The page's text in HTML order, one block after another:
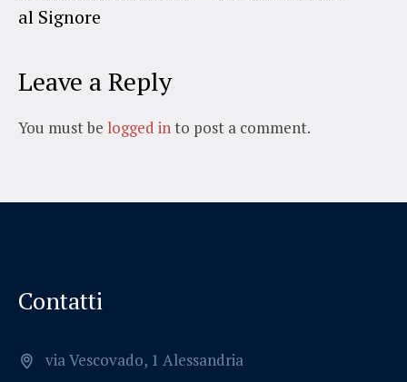
al Signore
Leave a Reply
You must be logged in to post a comment.
Contatti
via Vescovado, 1 Alessandria